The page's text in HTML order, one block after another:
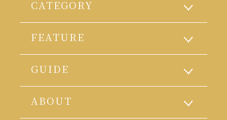
CATEGORY
FEATURE
GUIDE
ABOUT